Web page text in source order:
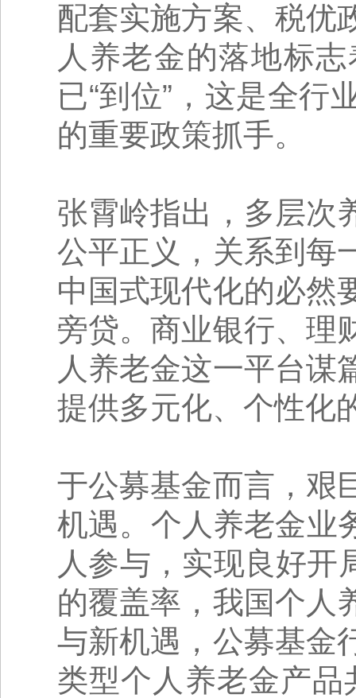
配套实施方案、税优
人养老金的落地标
已“到位”，这是全行
的重要政策抓手。
张霄岭指出，多层次
公平正义，关系到每
中国式现代化的必然
旁贷。商业银行、理
人养老金这一平台谋
提供多元化、个性化
于公募基金而言，艰
机遇。个人养老金业
人参与，实现良好开
的覆盖率，我国个人
与新机遇，公募基金
类型个人养老金产